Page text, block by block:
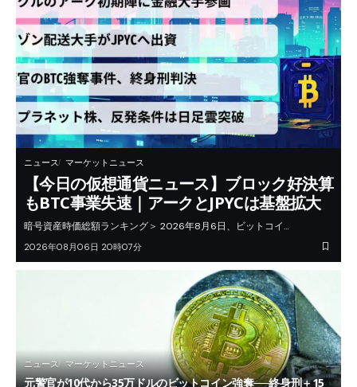
ニュース マーケットニュース
【今日の仮想通貨ニュース】ブロック好決算
もBTC事業失速｜アークとJPYCは基盤拡大
暗号資産時価総額ランキング＞ 2026年8月6日、ビットコイ…
2026年08月06日 20時07分
ニュース マーケットニュース
元警官が10代から35万ドルのビットコイン強奪──終身刑＋15